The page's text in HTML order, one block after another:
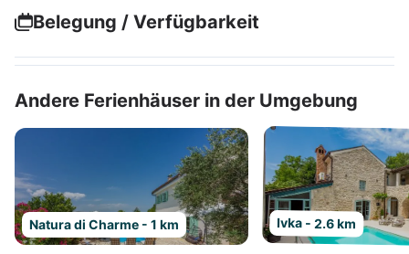
Belegung / Verfügbarkeit
Andere Ferienhäuser in der Umgebung
Natura di Charme - 1 km Ivka - 2.6 km